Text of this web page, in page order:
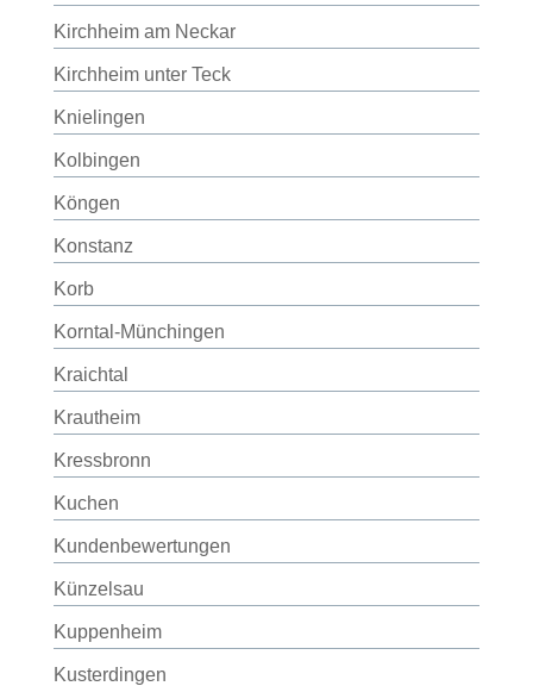
Kirchheim am Neckar
Kirchheim unter Teck
Knielingen
Kolbingen
Köngen
Konstanz
Korb
Korntal-Münchingen
Kraichtal
Krautheim
Kressbronn
Kuchen
Kundenbewertungen
Künzelsau
Kuppenheim
Kusterdingen